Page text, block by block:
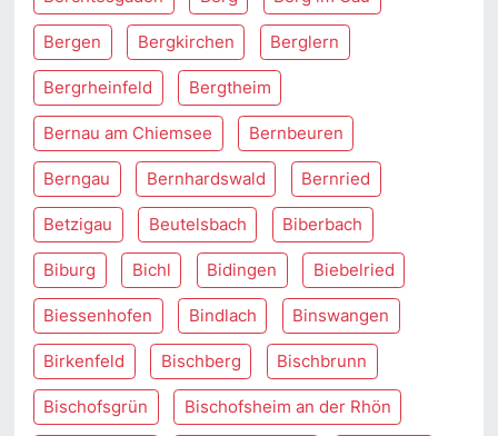
Bergen Bergkirchen Berglern
Bergrheinfeld Bergtheim
Bernau am Chiemsee Bernbeuren
Berngau Bernhardswald Bernried
Betzigau Beutelsbach Biberbach
Biburg Bichl Bidingen Biebelried
Biessenhofen Bindlach Binswangen
Birkenfeld Bischberg Bischbrunn
Bischofsgrün Bischofsheim an der Rhön